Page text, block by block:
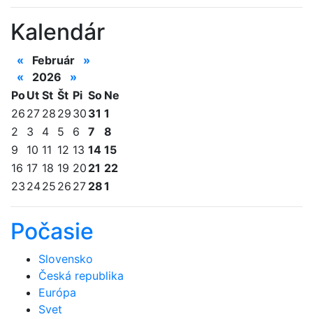
Kalendár
« Február
»
«
2026
»
PoUt St Št Pi So Ne
26 27 28 29 30 31 1
2
3 4 5 6 7
8
9
10 11 12 13 14 15
16 17 18 19 20 21 22
23 2425 26 27 281
Počasie
Slovensko
Česká republika
Európa
Svet